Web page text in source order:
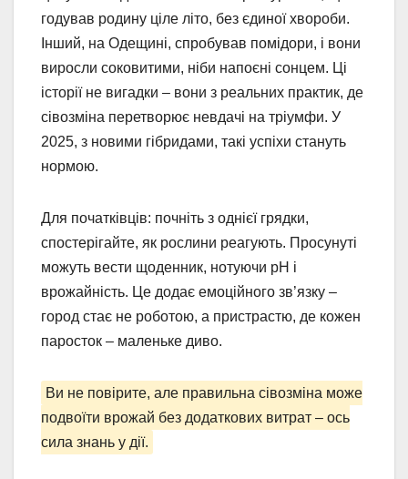
годував родину ціле літо, без єдиної хвороби.
Інший, на Одещині, спробував помідори, і вони
виросли соковитими, ніби напоєні сонцем. Ці
історії не вигадки – вони з реальних практик, де
сівозміна перетворює невдачі на тріумфи. У
2025, з новими гібридами, такі успіхи стануть
нормою.
Для початківців: почніть з однієї грядки,
спостерігайте, як рослини реагують. Просунуті
можуть вести щоденник, нотуючи pH і
врожайність. Це додає емоційного зв’язку –
город стає не роботою, а пристрастю, де кожен
паросток – маленьке диво.
Ви не повірите, але правильна сівозміна може
подвоїти врожай без додаткових витрат – ось
сила знань у дії.